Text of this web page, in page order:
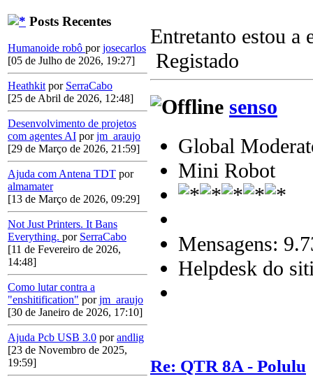
Posts Recentes
Humanoide robô porjosecarlos
[05 de Julho de 2026, 19:27]
Heathkit por SerraCabo
[25 de Abril de 2026, 12:48]
Desenvolvimento de projetos
com agentes AI porjm_araujo
[29 de Março de 2026, 21:59]
Ajuda com Antena TDT por
almamater
[13 de Março de 2026, 09:29]
Not Just Printers. It Bans
Everything. por SerraCabo
[11 de Fevereiro de 2026,
14:48]
Como lutar contra a
"enshitification" porjm_araujo
[30 de Janeiro de 2026, 17:10]
Ajuda Pcb USB 3.0 porandlig
[23 de Novembro de 2025,
19:59]
Entretanto estou
Registado
senso
Global
Mini Robot
Mensagens:
Helpdesk do
Re: QTR 8A - Polulu